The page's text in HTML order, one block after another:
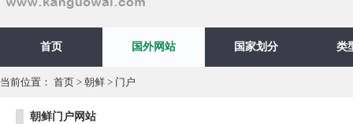
首页 国外网站 国家划分 类
当前位置： 首页 > 朝鲜 > 门户
朝鲜门户网站